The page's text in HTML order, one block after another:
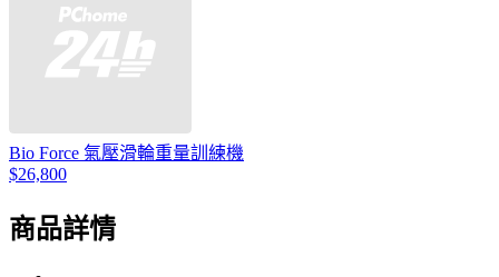
Bio Force 氣壓滑輪重量訓練機
$26,800
商品詳情